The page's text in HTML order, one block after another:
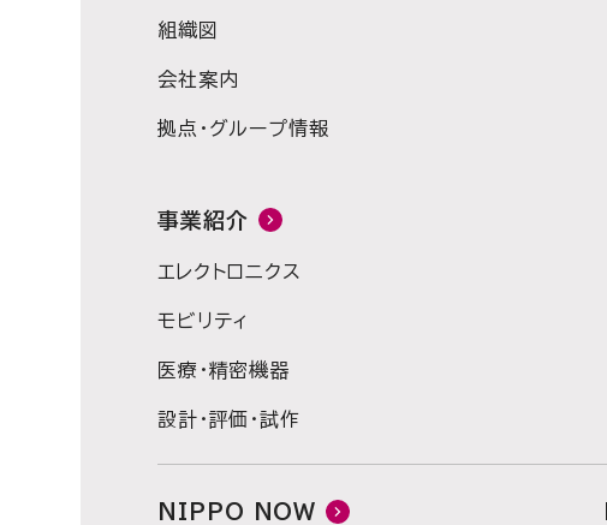
組織図
会社案内
拠点・グループ情報
事業紹介
エレクトロニクス
モビリティ
医療・精密機器
設計・評価・試作
NIPPO NOW